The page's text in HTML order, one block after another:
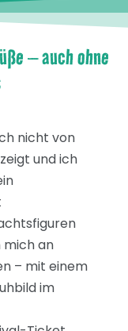
– auch ohne
nicht von
und ich
an
– mit einem
im